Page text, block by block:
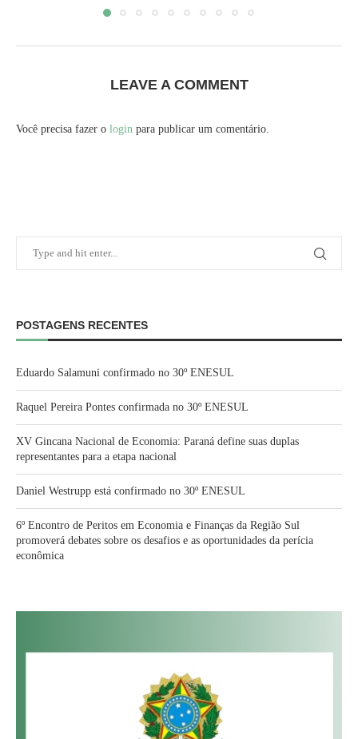
LEAVE A COMMENT
Você precisa fazer o login para publicar um comentário.
POSTAGENS RECENTES
Eduardo Salamuni confirmado no 30º ENESUL
Raquel Pereira Pontes confirmada no 30º ENESUL
XV Gincana Nacional de Economia: Paraná define suas duplas
representantes para a etapa nacional
Daniel Westrupp está confirmado no 30º ENESUL
6º Encontro de Peritos em Economia e Finanças da Região Sul
promoverá debates sobre os desafios e as oportunidades da perícia
econômica